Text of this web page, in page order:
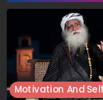
Motivation And